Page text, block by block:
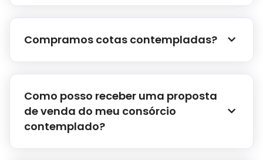
Compramos cotas contempladas?
Como posso receber uma proposta
de venda do meu consórcio
contemplado?